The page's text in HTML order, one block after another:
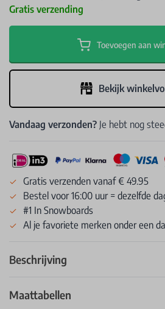
Gratis verzending
Toevoegen aan
Bekijk
Vandaag verzonden? Je hebt nog
Gratis verzenden vanaf € 49.95
Bestel voor 16:00 uur = dezelfde
#1 In Snowboards
Al je favoriete merken onder een
Beschrijving
Maattabellen